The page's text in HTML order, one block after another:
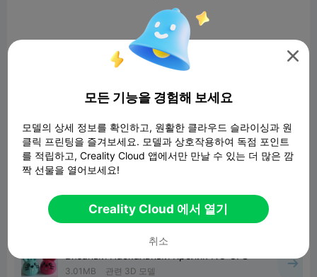
Милый аксессуар для дома
00:31

3.01MB 관련 3D 모델

모든 기능을 경험해 보세요
모델의 상세 정보를 확인하고, 원활한 클라우드 슬라이싱과 원
클릭 프린팅을 즐겨보세요. 모델과 상호작용하여 독점 포인트
를 적립하고, Creality Cloud 앱에서만 만날 수 있는 더 많은 깜
짝 선물을 열어보세요!
Creality Cloud 에서 열기
취소